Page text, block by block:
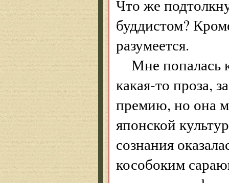
Что же
буддистом?
разумеется.
Мне попалась
какая-то проза,
премию, но она
японской
сознания
кособоким